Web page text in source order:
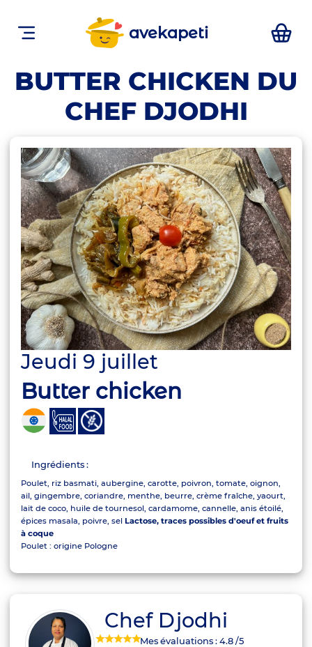
avekapeti
BUTTER CHICKEN DU
CHEF DJODHI
Jeudi 9 juillet
Butter chicken
Ingrédients :
Poulet, riz basmati, aubergine, carotte, poivron, tomate, oignon,
ail, gingembre, coriandre, menthe, beurre, crème fraîche, yaourt,
lait de coco, huile de tournesol, cardamome, cannelle, anis étoilé,
épices masala, poivre, sel Lactose, traces possibles d'oeuf et fruits
à coque
Poulet : origine Pologne
Chef Djodhi
Mes évaluations :4.8/5